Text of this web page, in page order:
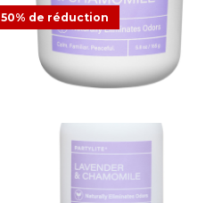
50% de réduction